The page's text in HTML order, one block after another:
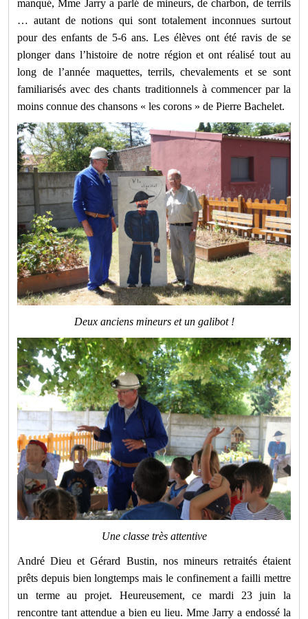
manqué, Mme Jarry a parlé de mineurs, de charbon, de terrils
… autant de notions qui sont totalement inconnues surtout
pour des enfants de 5-6 ans. Les élèves ont été ravis de se
plonger dans l’histoire de notre région et ont réalisé tout au
long de l’année maquettes, terrils, chevalements et se sont
familiarisés avec des chants traditionnels à commencer par la
moins connue des chansons « les corons » de Pierre Bachelet.
Deux anciens mineurs et un galibot !
Une classe très attentive
André Dieu et Gérard Bustin, nos mineurs retraités étaient
prêts depuis bien longtemps mais le confinement a failli mettre
un terme au projet. Heureusement, ce mardi 23 juin la
rencontre tant attendue a bien eu lieu. Mme Jarry a endossé la